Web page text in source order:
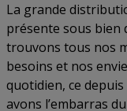
La grande
présente sous bien
trouvons tous nos
besoins et nos
quotidien, ce
avons l’embarras